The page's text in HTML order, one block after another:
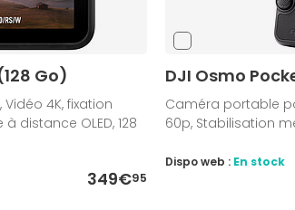
Go)
4K, fixation
distance OLED, 128
349€95
DJI Osmo
Caméra portable
60p, Stabilisation
Dispo web : En stock